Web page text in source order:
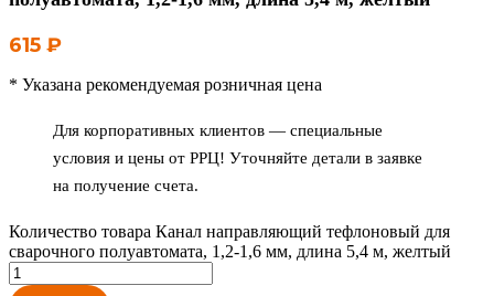
615 ₽
* Указана рекомендуемая розничная цена
Для корпоративных клиентов — специальные
условия и цены от РРЦ! Уточняйте детали в заявке
на получение счета.
Количество товара Канал направляющий тефлоновый для
сварочного полуавтомата, 1,2-1,6 мм, длина 5,4 м, желтый